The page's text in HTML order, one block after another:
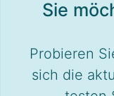
Sie
Probieren
sich die